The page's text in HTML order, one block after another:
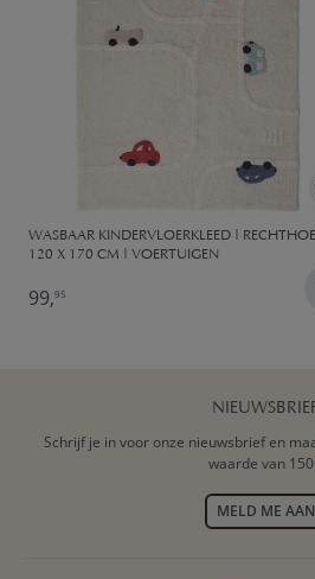
WASBAAR KINDERVLOERKLEED |
120 X 170 CM | VOERTUIGEN
99,95
Schrijf je in voor onze nieuwsbrief en
waarde van
MELD ME AAN